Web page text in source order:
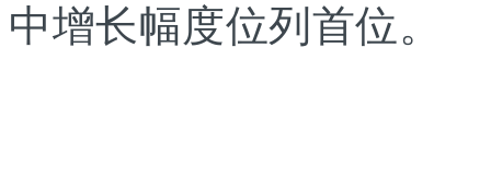
中增长幅度位列首位。